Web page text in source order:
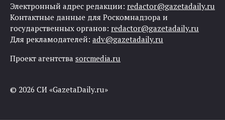
Электронный адрес редакции: redactor@gazetadaily.ru
Контактные данные для Роскомнадзора и
государственных органов: redactor@gazetadaily.ru
Для рекламодателей: adv@gazetadaily.ru
Проект агентства sorcmedia.ru
© 2026 СИ «GazetaDaily.ru»